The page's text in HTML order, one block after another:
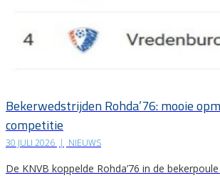
Bekerwedstrijden Rohda’76: mooie
competitie
30 JULI 2026 | NIEUWS
De KNVB koppelde Rohda’76 in de